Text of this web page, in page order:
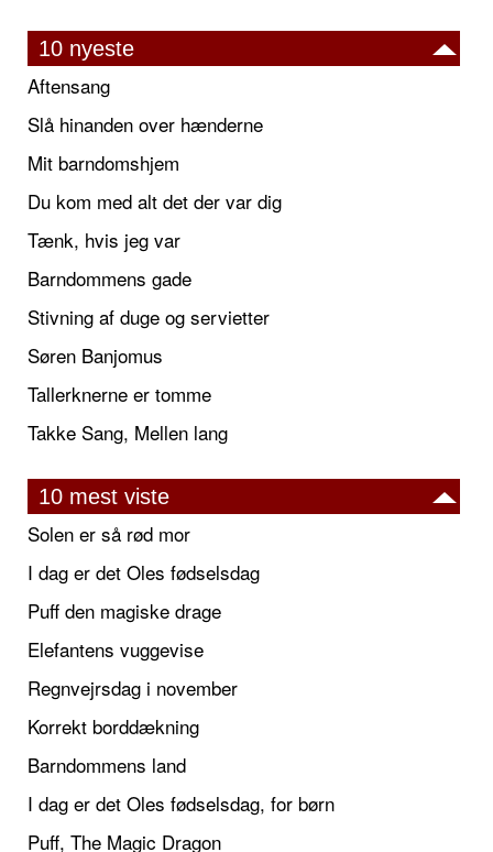
10 nyeste
Aftensang
Slå hinanden over hænderne
Mit barndomshjem
Du kom med alt det der var dig
Tænk, hvis jeg var
Barndommens gade
Stivning af duge og servietter
Søren Banjomus
Tallerknerne er tomme
Takke Sang, Mellen lang
10 mest viste
Solen er så rød mor
I dag er det Oles fødselsdag
Puff den magiske drage
Elefantens vuggevise
Regnvejrsdag i november
Korrekt borddækning
Barndommens land
I dag er det Oles fødselsdag, for børn
Puff, The Magic Dragon